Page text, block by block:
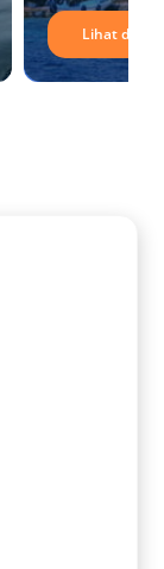
Lihat detail